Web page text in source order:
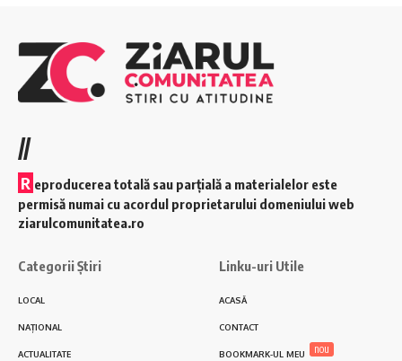
//
R eproducerea totală sau parțială a materialelor este
permisă numai cu acordul proprietarului domeniului web
ziarulcomunitatea.ro
Categorii Știri
LOCAL
NAȚIONAL
ACTUALITATE
Linku-uri Utile
ACASĂ
CONTACT
BOOKMARK-UL MEU nou